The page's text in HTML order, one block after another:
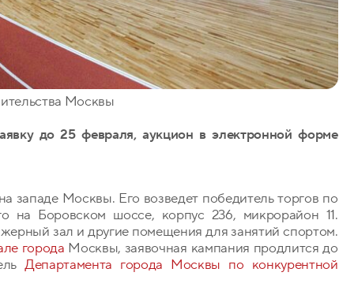
Москвы
до 25 февраля, аукцион в электронной форме
западе Москвы. Его возведет победитель торгов по
на Боровском шоссе, корпус 236, микрорайон 11.
зал и другие помещения для занятий спортом.
города Москвы, заявочная кампания продлится до
Департамента города Москвы по конкурентной